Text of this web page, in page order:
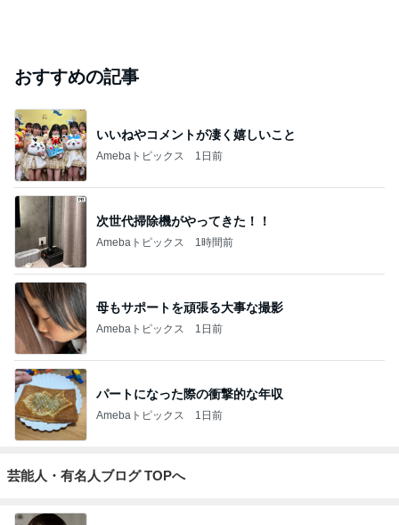
おすすめの記事
いいねやコメントが凄く嬉しいこと
Amebaトピックス 1日前
次世代掃除機がやってきた！！
Amebaトピックス 1時間前
母もサポートを頑張る大事な撮影
Amebaトピックス 1日前
パートになった際の衝撃的な年収
Amebaトピックス 1日前
芸能人・有名人ブログ TOPへ